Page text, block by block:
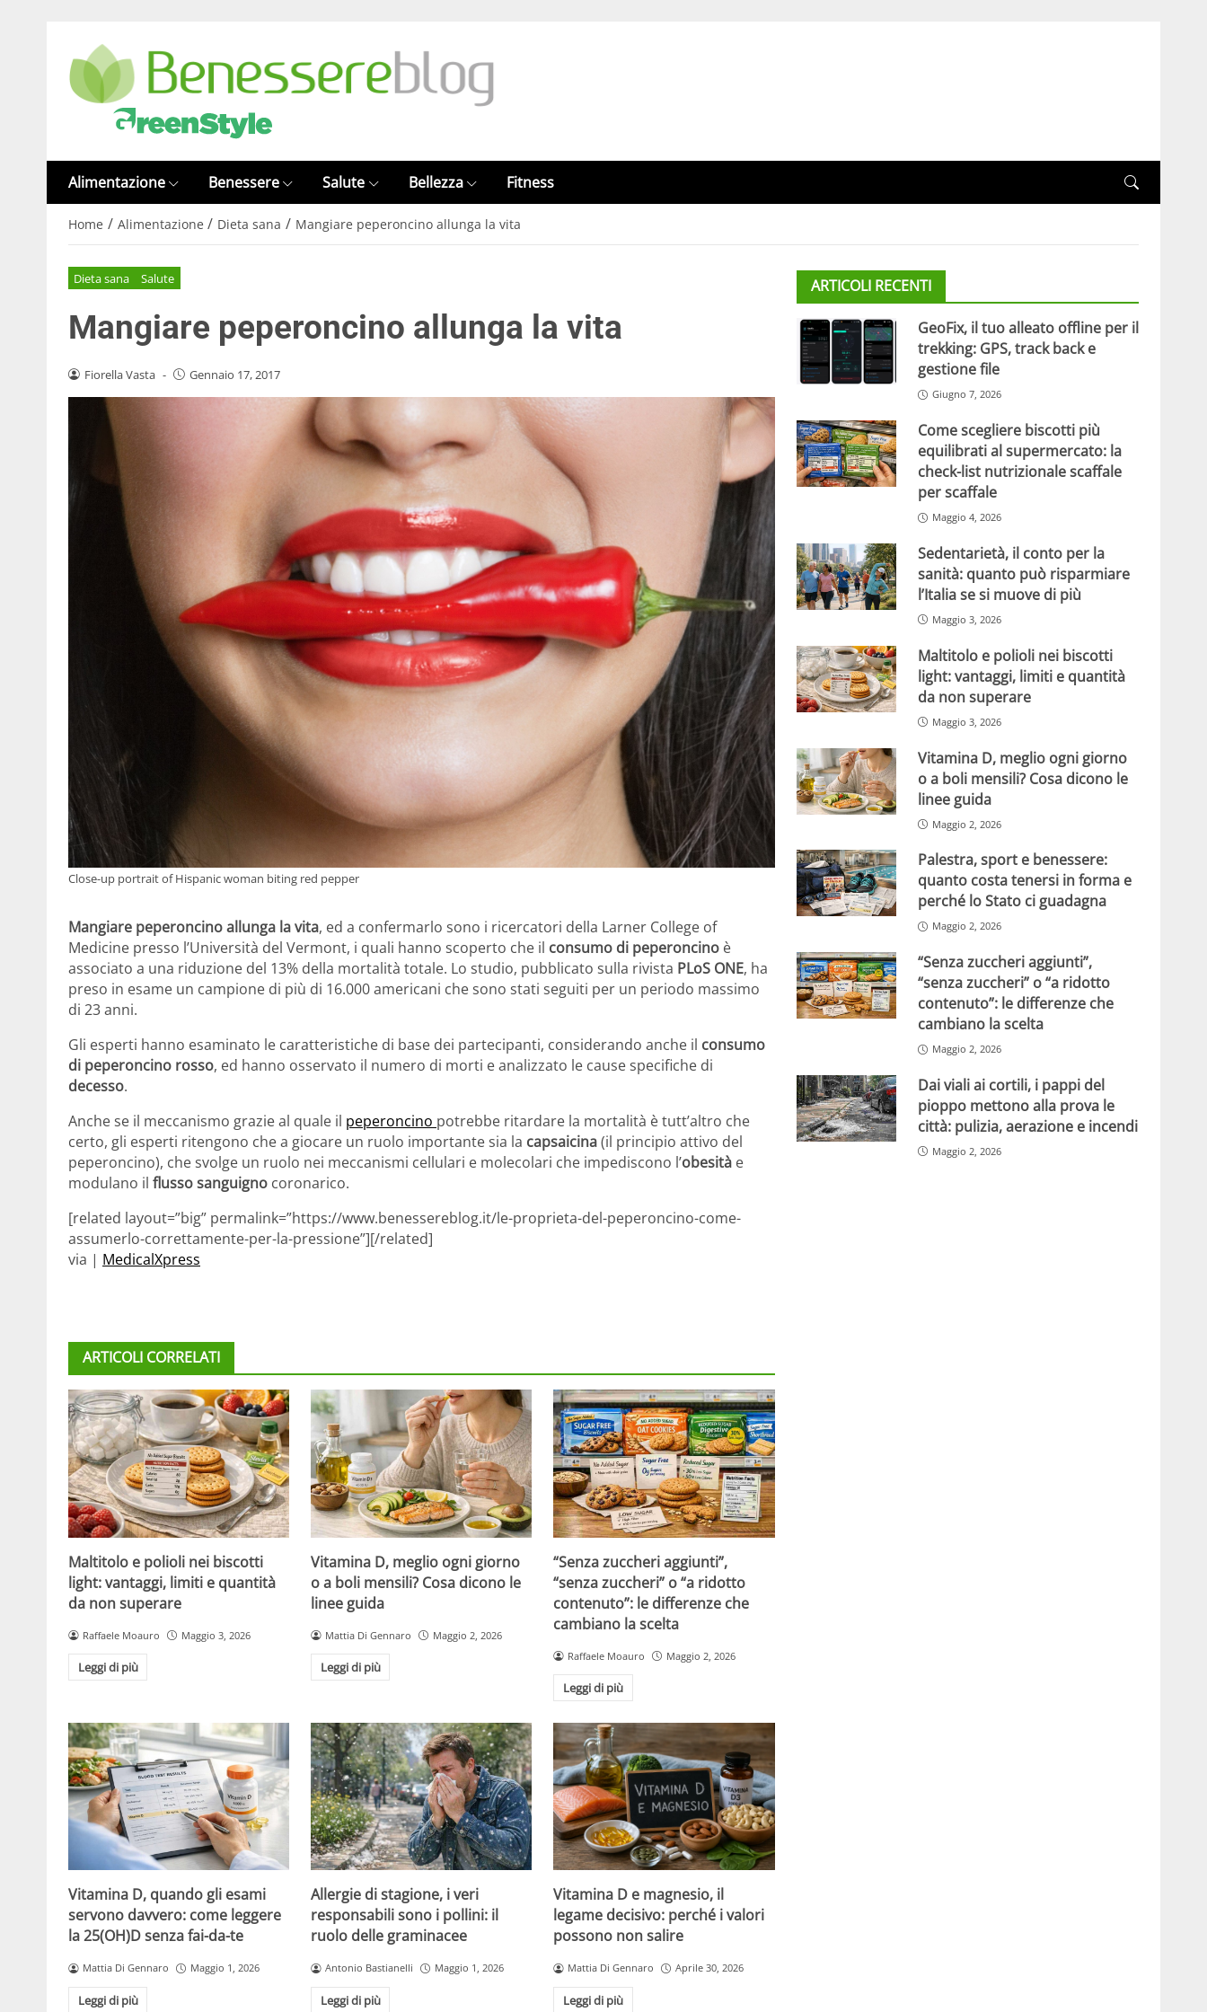
Alimentazione Benessere Salute Bellezza Fitness
Home / Alimentazione / Dieta sana / Mangiare peperoncino allunga la vita
Dieta sana Salute
Mangiare peperoncino allunga la vita
Fiorella Vasta - Gennaio 17, 2017
Close-up portrait of Hispanic woman biting red pepper
Mangiare peperoncino allunga la vita, ed a confermarlo sono i ricercatori della Larner College of
Medicine presso l’Università del Vermont, i quali hanno scoperto che il consumo di peperoncino è
associato a una riduzione del 13% della mortalità totale. Lo studio, pubblicato sulla rivista PLoS ONE, ha
preso in esame un campione di più di 16.000 americani che sono stati seguiti per un periodo massimo
di 23 anni.
Gli esperti hanno esaminato le caratteristiche di base dei partecipanti, considerando anche il consumo
di peperoncino rosso, ed hanno osservato il numero di morti e analizzato le cause specifiche di
decesso.
Anche se il meccanismo grazie al quale il peperoncino potrebbe ritardare la mortalità è tutt’altro che
certo, gli esperti ritengono che a giocare un ruolo importante sia la capsaicina(il principio attivo del
peperoncino), che svolge un ruolo nei meccanismi cellulari e molecolari che impediscono l’obesità e
modulano il flusso sanguigno coronarico.
[related layout=”big” permalink=”https://www.benessereblog.it/le-proprieta-del-peperoncino-come-
assumerlo-correttamente-per-la-pressione”][/related]
via | MedicalXpress
ARTICOLI CORRELATI
Maltitolo e polioli nei biscotti
light: vantaggi, limiti e quantità
da non superare
Raffaele Moauro Maggio 3, 2026
Leggi di più
Vitamina D, meglio ogni giorno
o a boli mensili? Cosa dicono le
linee guida
Mattia Di Gennaro Maggio 2, 2026
Leggi di più
“Senza zuccheri aggiunti”,
“senza zuccheri” o “a ridotto
contenuto”: le differenze che
cambiano la scelta
Raffaele Moauro Maggio 2, 2026
Leggi di più
Vitamina D, quando gli esami
servono davvero: come leggere
la 25(OH)D senza fai-da-te
Mattia Di Gennaro Maggio 1, 2026
Leggi di più
Allergie di stagione, i veri
responsabili sono i pollini: il
ruolo delle graminacee
Antonio Bastianelli Maggio 1, 2026
Leggi di più
Vitamina D e magnesio, il
legame decisivo: perché i valori
possono non salire
Mattia Di Gennaro Aprile 30, 2026
Leggi di più
ARTICOLI RECENTI
GeoFix, il tuo alleato offline per il
trekking: GPS, track back e
gestione file
Giugno 7, 2026
Come scegliere biscotti più
equilibrati al supermercato: la
check-list nutrizionale scaffale
per scaffale
Maggio 4, 2026
Sedentarietà, il conto per la
sanità: quanto può risparmiare
l’Italia se si muove di più
Maggio 3, 2026
Maltitolo e polioli nei biscotti
light: vantaggi, limiti e quantità
da non superare
Maggio 3, 2026
Vitamina D, meglio ogni giorno
o a boli mensili? Cosa dicono le
linee guida
Maggio 2, 2026
Palestra, sport e benessere:
quanto costa tenersi in forma e
perché lo Stato ci guadagna
Maggio 2, 2026
“Senza zuccheri aggiunti”,
“senza zuccheri” o “a ridotto
contenuto”: le differenze che
cambiano la scelta
Maggio 2, 2026
Dai viali ai cortili, i pappi del
pioppo mettono alla prova le
città: pulizia, aerazione e incendi
Maggio 2, 2026